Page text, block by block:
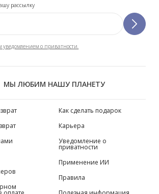
рассылку
о приватности.
МЫ ЛЮБИМ НАШУ ПЛАНЕТУ
Как сделать подарок
Карьера
Уведомление о
приватности
Применение ИИ
Правила